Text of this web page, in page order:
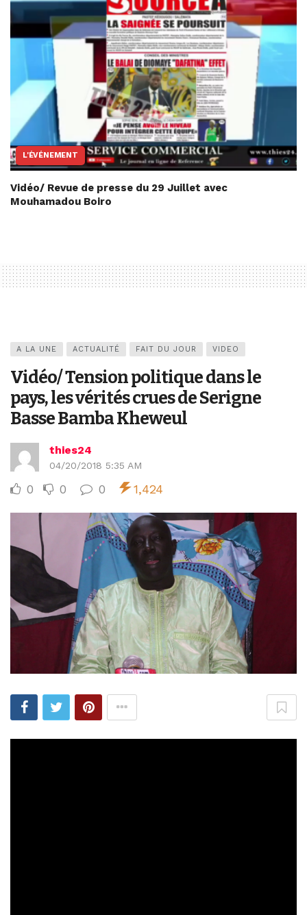
L'ÉVÉNEMENT
Vidéo/ Revue de presse du 29 Juillet avec
Mouhamadou Boiro
A LA UNE ACTUALITÉ FAIT DU JOUR VIDEO
Vidéo/ Tension politique dans le
pays, les vérités crues de Serigne
Basse Bamba Kheweul
thies24
04/20/2018 5:35 AM
0 0 0 1,424